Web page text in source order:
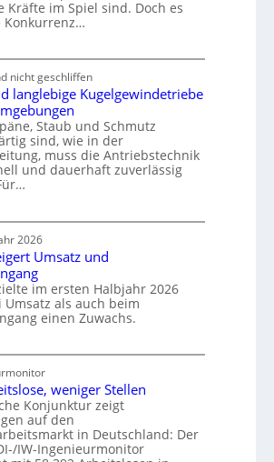
Kräfte im Spiel sind. Doch es
Konkurrenz…
nicht geschliffen
langlebige Kugelgewindetriebe
Staub und Schmutz
sind, wie in der
muss die Antriebstechnik
und dauerhaft zuverlässig
2026
Umsatz und
im ersten Halbjahr 2026
Umsatz als auch beim
einen Zuwachs.
weniger Stellen
Konjunktur zeigt
auf den
in Deutschland: Der
IW-Ingenieurmonitor